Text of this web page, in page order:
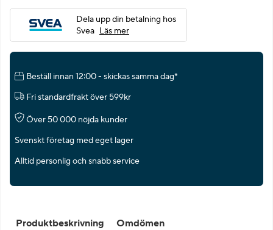
Dela upp din betalning hos
Svea Läs mer
Beställ innan 12:00 - skickas samma dag*
Fri standardfrakt över 599kr
Över 50 000 nöjda kunder
Svenskt företag med eget lager
Alltid personlig och snabb service
Produktbeskrivning Omdömen